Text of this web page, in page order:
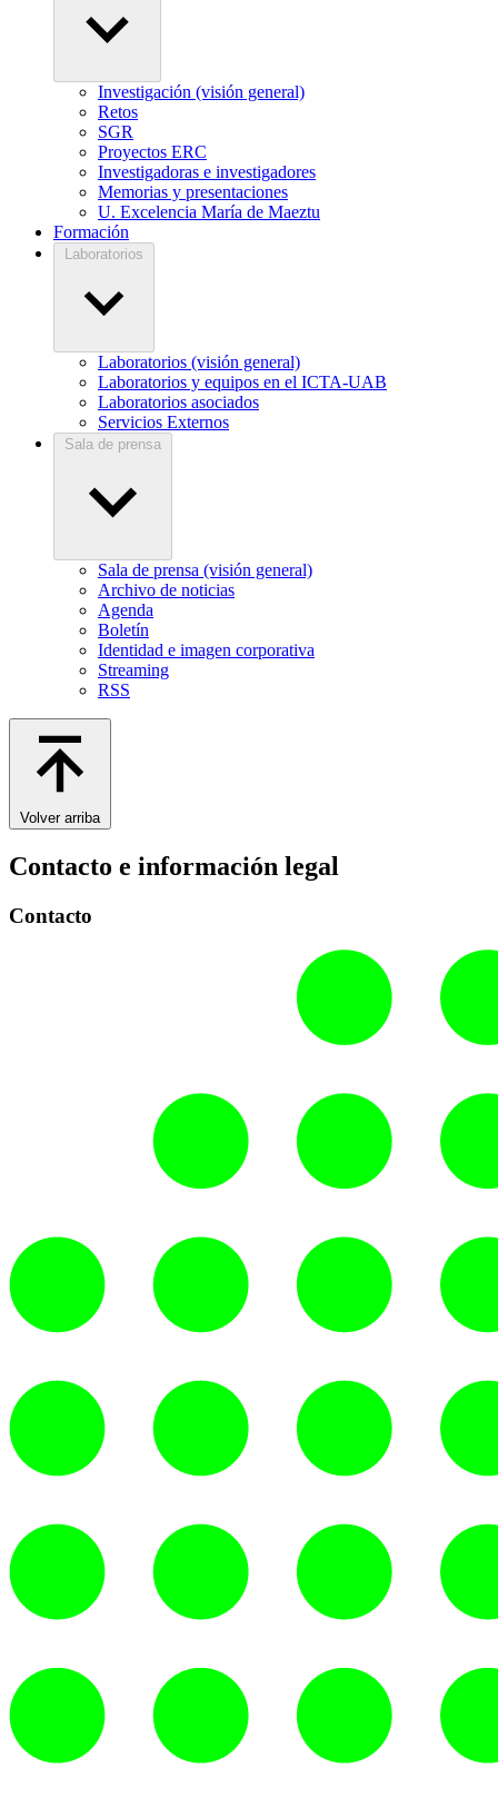
Investigación (visión general)
Retos
SGR
Proyectos ERC
Investigadoras e investigadores
Memorias y presentaciones
U. Excelencia María de Maeztu
Formación
Laboratorios
Laboratorios (visión general)
Laboratorios y equipos en el ICTA-UAB
Laboratorios asociados
Servicios Externos
Sala de prensa
Sala de prensa (visión general)
Archivo de noticias
Agenda
Boletín
Identidad e imagen corporativa
Streaming
RSS
Volver arriba
Contacto e información legal
Contacto